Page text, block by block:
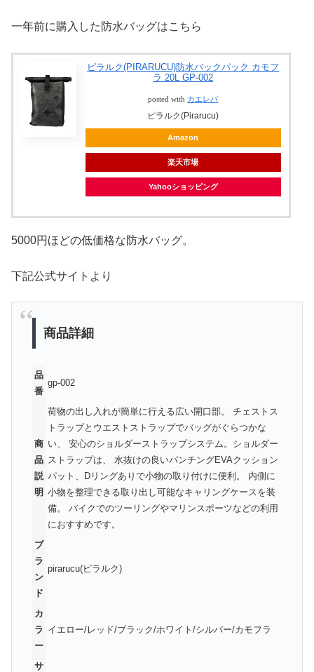
一年前に購入した防水バッグはこちら
ピラルク(PIRARUCU)防水バックパック カモフ
ラ 20L GP-002
posted with カエレバ
ピラルク(Pirarucu)
Amazon
楽天市場
Yahooショッピング
5000円ほどの低価格な防水バッグ。
下記公式サイトより
商品詳細
品
番
gp-002
商
品
説
明
荷物の出し入れが簡単に行える広い開口部。 チェストス
トラップとウエストストラップでバッグがぐらつかな
い、 安心のショルダーストラップシステム。ショルダー
ストラップは、 水抜けの良いパンチングEVAクッション
パット、Dリングありで小物の取り付けに便利。 内側に
小物を整理できる取り出し可能なキャリングケースを装
備。 バイクでのツーリングやマリンスポーツなどの利用
におすすめです。
ブ
ラ
ン
ド
pirarucu(ピラルク)
カ
ラ
ー
イエロー/レッド/ブラック/ホワイト/シルバー/カモフラ
サ